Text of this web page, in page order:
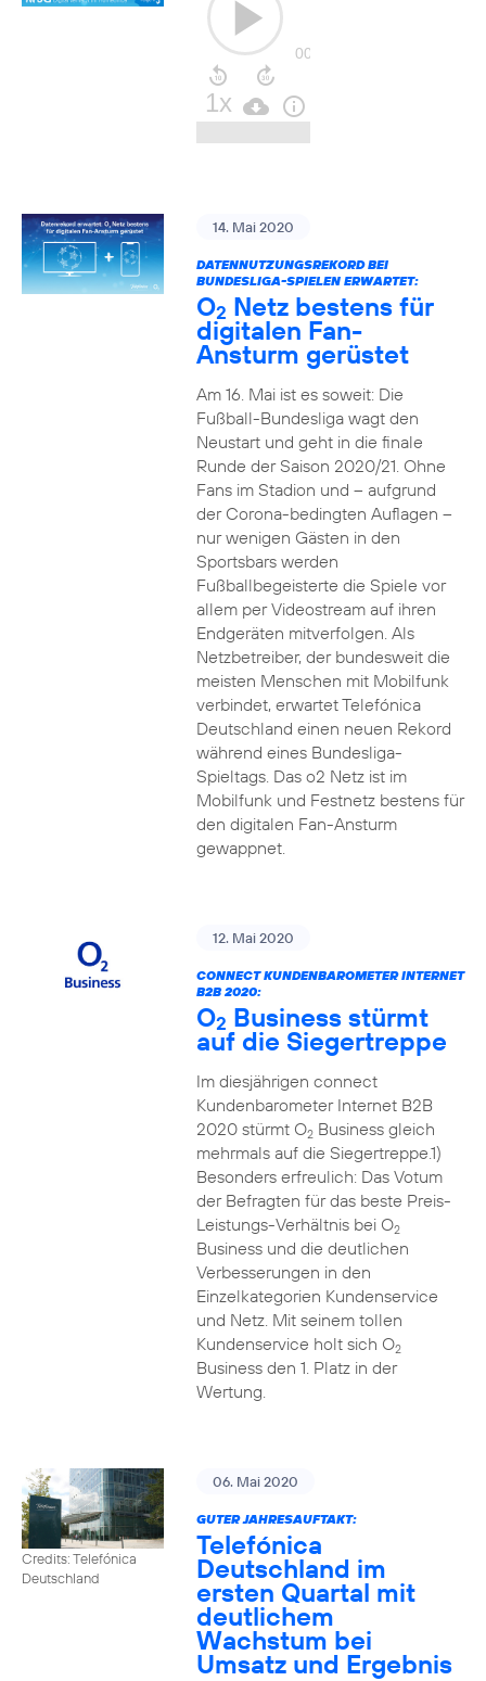
14. Mai 2020
DATENNUTZUNGSREKORD BEI
BUNDESLIGA-SPIELEN ERWARTET:
O2 Netz bestens für
digitalen Fan-
Ansturm gerüstet
Am 16. Mai ist es soweit: Die
Fußball-Bundesliga wagt den
Neustart und geht in die finale
Runde der Saison 2020/21. Ohne
Fans im Stadion und – aufgrund
der Corona-bedingten Auflagen –
nur wenigen Gästen in den
Sportsbars werden
Fußballbegeisterte die Spiele vor
allem per Videostream auf ihren
Endgeräten mitverfolgen. Als
Netzbetreiber, der bundesweit die
meisten Menschen mit Mobilfunk
verbindet, erwartet Telefónica
Deutschland einen neuen Rekord
während eines Bundesliga-
Spieltags. Das o2 Netz ist im
Mobilfunk und Festnetz bestens für
den digitalen Fan-Ansturm
gewappnet.
12. Mai 2020
CONNECT KUNDENBAROMETER INTERNET
B2B 2020:
O2 Business stürmt
auf die Siegertreppe
Im diesjährigen connect
Kundenbarometer Internet B2B
2020 stürmt O2Business gleich
mehrmals auf die Siegertreppe.1)
Besonders erfreulich: Das Votum
der Befragten für das beste Preis-
Leistungs-Verhältnis bei O2
Business und die deutlichen
Verbesserungen in den
Einzelkategorien Kundenservice
und Netz. Mit seinem tollen
Kundenservice holt sich O2
Business den 1. Platz in der
Wertung.
Credits: Telefónica
Deutschland
06. Mai 2020
GUTER JAHRESAUFTAKT:
Telefónica
Deutschland im
ersten Quartal mit
deutlichem
Wachstum bei
Umsatz und Ergebnis